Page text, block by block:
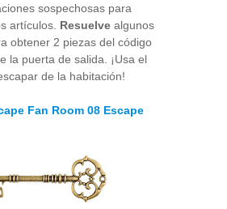
sospechosas para
artículos. Resuelve algunos
obtener 2 piezas del código
la puerta de salida. ¡Usa el
de la habitación!
Fan Room 08 Escape